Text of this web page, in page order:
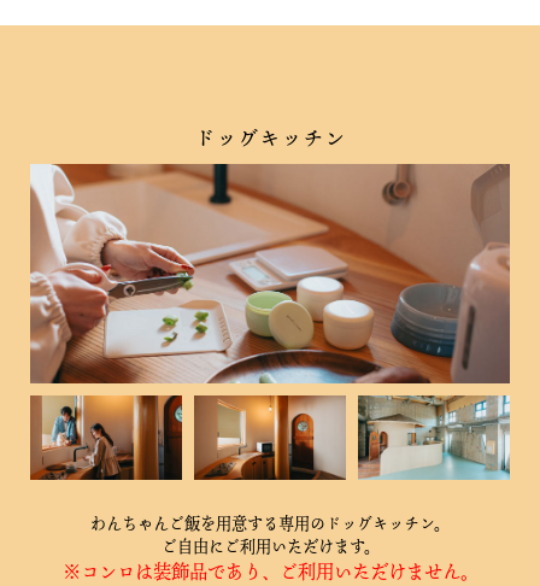
ドッグキッチン
わんちゃんご飯を用意する専用のドッグキッチン。
ご自由にご利用いただけます。
※コンロは装飾品であり、ご利用いただけません。